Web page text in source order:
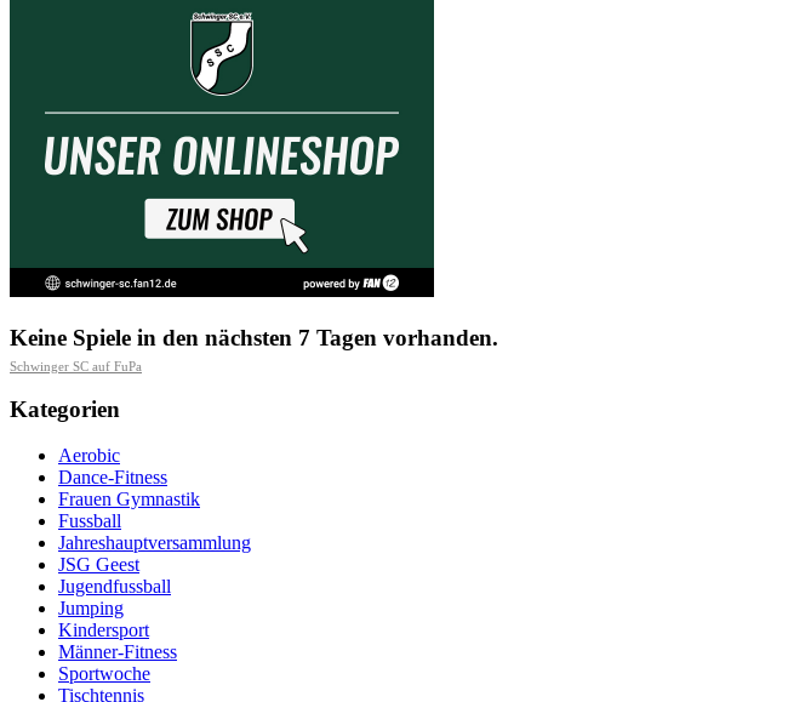
Keine Spiele in den nächsten 7 Tagen vorhanden.
Schwinger SC auf FuPa
Kategorien
Aerobic
Dance-Fitness
Frauen Gymnastik
Fussball
Jahreshauptversammlung
JSG Geest
Jugendfussball
Jumping
Kindersport
Männer-Fitness
Sportwoche
Tischtennis